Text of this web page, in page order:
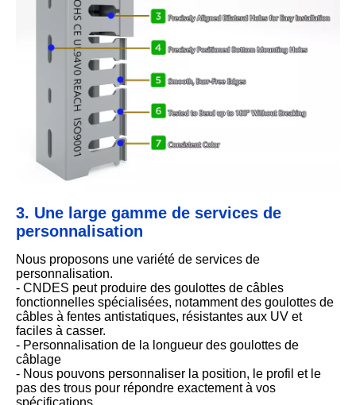
3. Une large gamme de services de
personnalisation
Nous proposons une variété de services de
personnalisation.
- CNDES peut produire des goulottes de câbles
fonctionnelles spécialisées, notamment des goulottes de
câbles à fentes antistatiques, résistantes aux UV et
faciles à casser.
- Personnalisation de la longueur des goulottes de
câblage
- Nous pouvons personnaliser la position, le profil et le
pas des trous pour répondre exactement à vos